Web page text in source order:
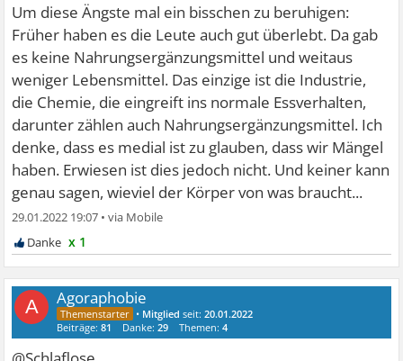
Um diese Ängste mal ein bisschen zu beruhigen:
Früher haben es die Leute auch gut überlebt. Da gab
es keine Nahrungsergänzungsmittel und weitaus
weniger Lebensmittel. Das einzige ist die Industrie,
die Chemie, die eingreift ins normale Essverhalten,
darunter zählen auch Nahrungsergänzungsmittel. Ich
denke, dass es medial ist zu glauben, dass wir Mängel
haben. Erwiesen ist dies jedoch nicht. Und keiner kann
genau sagen, wieviel der Körper von was braucht...
29.01.2022 19:07 •
x 1
A Agoraphobie
• Mitglied seit:20.01.2022
Beiträge:81 Danke:29 Themen:4